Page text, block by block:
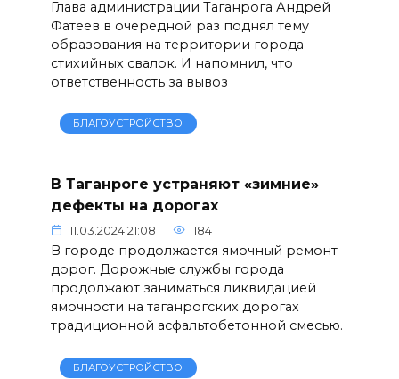
Глава администрации Таганрога Андрей
Фатеев в очередной раз поднял тему
образования на территории города
стихийных свалок. И напомнил, что
ответственность за вывоз
БЛАГОУСТРОЙСТВО
В Таганроге устраняют «зимние»
дефекты на дорогах
11.03.2024 21:08 184
В городе продолжается ямочный ремонт
дорог. Дорожные службы города
продолжают заниматься ликвидацией
ямочности на таганрогских дорогах
традиционной асфальтобетонной смесью.
БЛАГОУСТРОЙСТВО